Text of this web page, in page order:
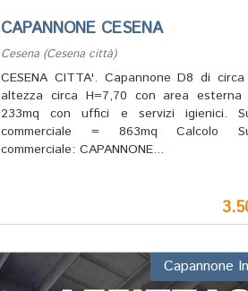
CAPANNONE CESENA
Cesena (Cesena città)
CESENA CITTA'. Capannone D8 di
altezza circa H=7,70 con area esterna
233mq con uffici e servizi igienici.
commerciale = 863mq Calcolo
commerciale: CAPANNONE...
Capannone